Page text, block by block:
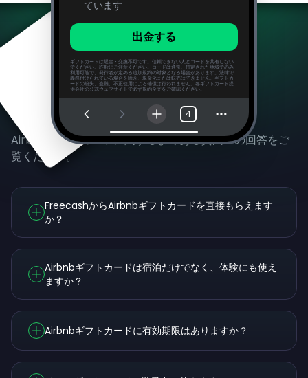
ています
出金する
ギフトカードは返金・交換不可です。信頼できない人とコードを共有しない
でください。詐欺にご注意ください。コードは通常、指定された地域でのみ
利用可能で、発行者が定める追加規約の対象となる場合があります。法律で
義務付けられている場合を除き、現金化または転売はできません。ギフトカ
ードの紛失、盗難、不正使用による補償は行われません。各ギフトカード提
供会社の公式ウェブサイトで必ず規約全文をご確認ください。
4
よくある質問
Airbnbギフトカードに関するよくある質問への回答をご
覧ください。
FreecashからAirbnbギフトカードを直接もらえます
か？
Airbnbギフトカードは宿泊だけでなく、体験にも使え
ますか？
Airbnbギフトカードに有効期限はありますか？